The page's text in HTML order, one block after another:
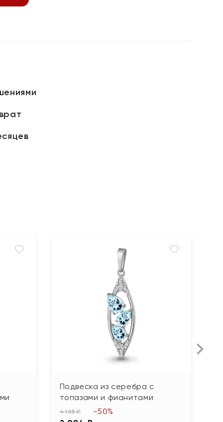
Подвеска из серебра с
топазами и фианитами
4 168 ₽ -50%